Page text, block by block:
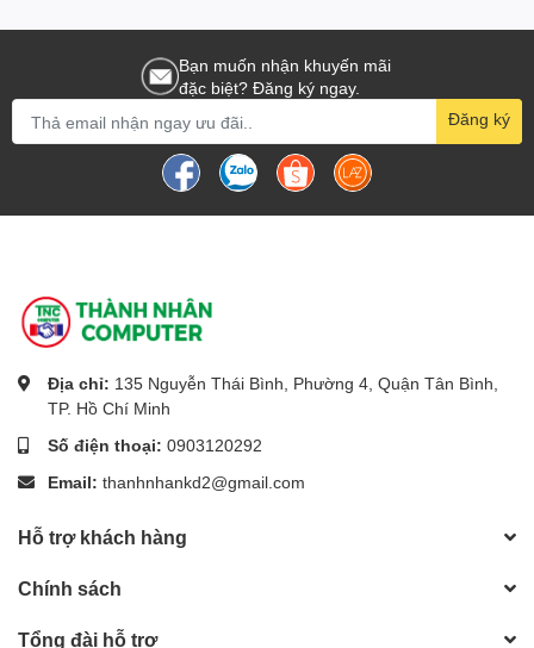
Bạn muốn nhận khuyến mãi
đặc biệt? Đăng ký ngay.
Đăng ký
Địa chỉ: 135 Nguyễn Thái Bình, Phường 4, Quận Tân Bình,
TP. Hồ Chí Minh
Số điện thoại: 0903120292
Email: thanhnhankd2@gmail.com
Hỗ trợ khách hàng
Chính sách
Tổng đài hỗ trợ